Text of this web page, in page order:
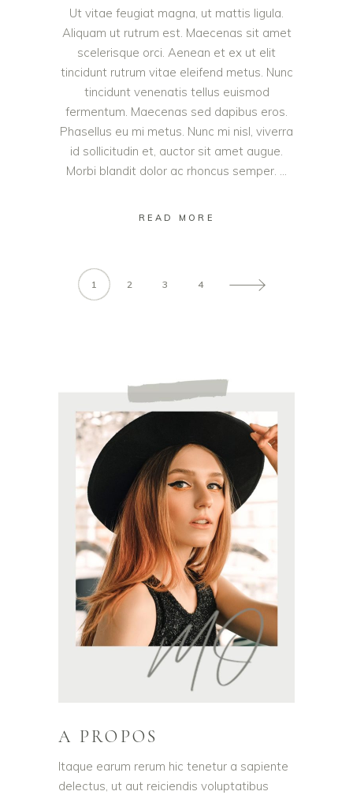
Ut vitae feugiat magna, ut mattis ligula.
Aliquam ut rutrum est. Maecenas sit amet
scelerisque orci. Aenean et ex ut elit
tincidunt rutrum vitae eleifend metus. Nunc
tincidunt venenatis tellus euismod
fermentum. Maecenas sed dapibus eros.
Phasellus eu mi metus. Nunc mi nisl, viverra
id sollicitudin et, auctor sit amet augue.
Morbi blandit dolor ac rhoncus semper.
READ MORE
1 2 3 4
A PROPOS
Itaque earum rerum hic tenetur a sapiente
delectus, ut aut reiciendis voluptatibus